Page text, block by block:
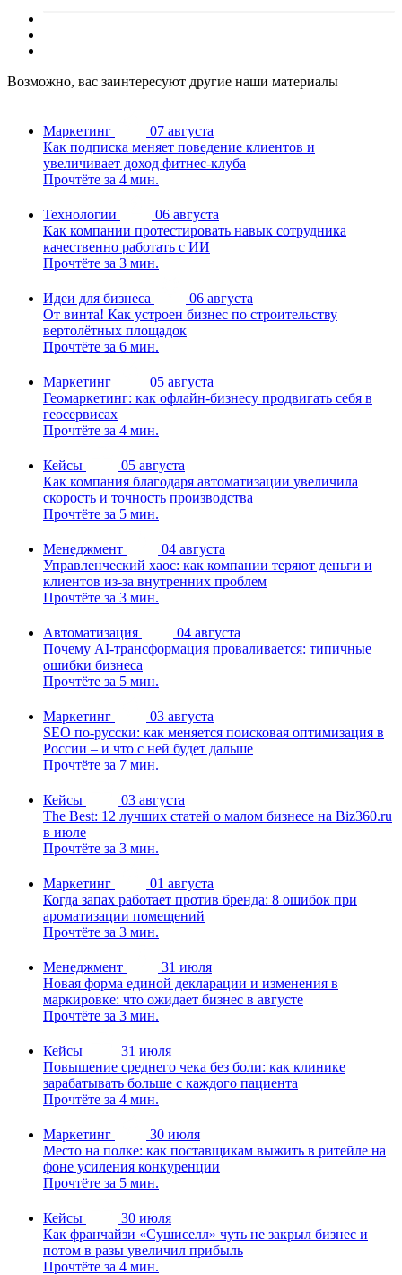
Возможно, вас заинтересуют другие наши материалы
Маркетинг
07 августа
Как подписка меняет поведение клиентов и
увеличивает доход фитнес-клуба
Прочтёте за 4 мин.
Технологии
06 августа
Как компании протестировать навык сотрудника
качественно работать с ИИ
Прочтёте за 3 мин.
Идеи для бизнеса
06 августа
От винта! Как устроен бизнес по строительству
вертолётных площадок
Прочтёте за 6 мин.
Маркетинг
05 августа
Геомаркетинг: как офлайн-бизнесу продвигать себя в
геосервисах
Прочтёте за 4 мин.
Кейсы
05 августа
Как компания благодаря автоматизации увеличила
скорость и точность производства
Прочтёте за 5 мин.
Менеджмент
04 августа
Управленческий хаос: как компании теряют деньги и
клиентов из-за внутренних проблем
Прочтёте за 3 мин.
Автоматизация
04 августа
Почему AI-трансформация проваливается: типичные
ошибки бизнеса
Прочтёте за 5 мин.
Маркетинг
03 августа
SEO по-русски: как меняется поисковая оптимизация в
России – и что с ней будет дальше
Прочтёте за 7 мин.
Кейсы
03 августа
The Best: 12 лучших статей о малом бизнесе на Biz360.ru
в июле
Прочтёте за 3 мин.
Маркетинг
01 августа
Когда запах работает против бренда: 8 ошибок при
ароматизации помещений
Прочтёте за 3 мин.
Менеджмент
31 июля
Новая форма единой декларации и изменения в
маркировке: что ожидает бизнес в августе
Прочтёте за 3 мин.
Кейсы
31 июля
Повышение среднего чека без боли: как клинике
зарабатывать больше с каждого пациента
Прочтёте за 4 мин.
Маркетинг
30 июля
Место на полке: как поставщикам выжить в ритейле на
фоне усиления конкуренции
Прочтёте за 5 мин.
Кейсы
30 июля
Как франчайзи «Сушиселл» чуть не закрыл бизнес и
потом в разы увеличил прибыль
Прочтёте за 4 мин.